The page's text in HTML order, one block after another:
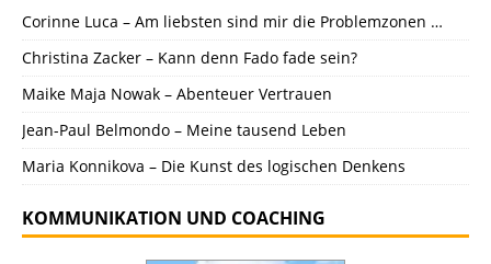
Corinne Luca – Am liebsten sind mir die Problemzonen …
Christina Zacker – Kann denn Fado fade sein?
Maike Maja Nowak – Abenteuer Vertrauen
Jean-Paul Belmondo – Meine tausend Leben
Maria Konnikova – Die Kunst des logischen Denkens
KOMMUNIKATION UND COACHING